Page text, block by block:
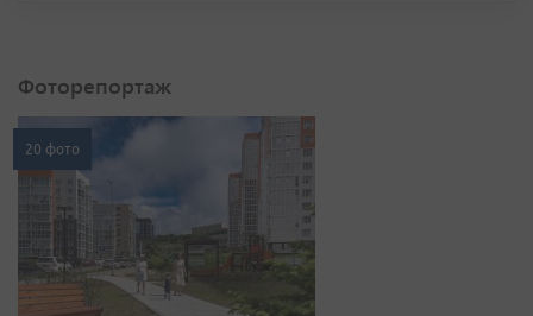
Фоторепортаж
20 фото